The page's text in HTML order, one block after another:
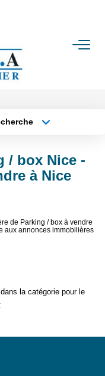
min
/ box Nice -
à Nice
de Parking / box à vendre
aux annonces immobilières
la catégorie pour le